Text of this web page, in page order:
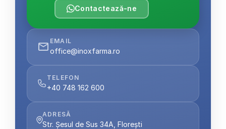
Contactează-ne
EMAIL
office@inoxfarma.ro
TELEFON
+40 748 162 600
ADRESĂ
Str. Șesul de Sus 34A, Florești